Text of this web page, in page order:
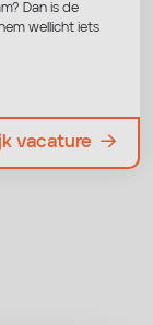
Dan is de
wellicht iets
vacature